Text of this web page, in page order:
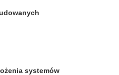
systemów